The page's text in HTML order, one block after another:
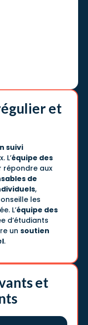
et
suivi
L’équipe des
répondre aux
de
,
les
L’équipe des
d’étudiants
un soutien
.
et